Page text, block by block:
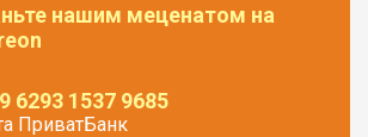
нашим меценатом на
6293 1537 9685
ПриватБанк